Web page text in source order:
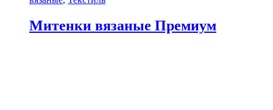
Митенки вязаные Премиум